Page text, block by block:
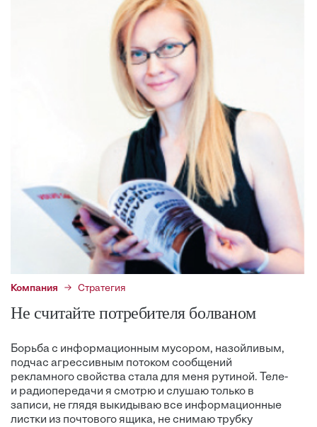
Компания Стратегия
Не считайте потребителя болваном
Борьба с информационным мусором, назойливым,
подчас агрессивным потоком сообщений
рекламного свойства стала для меня рутиной. Теле-
и радиопередачи я смотрю и слушаю только в
записи, не глядя выкидываю все информационные
листки из почтового ящика, не снимаю трубку